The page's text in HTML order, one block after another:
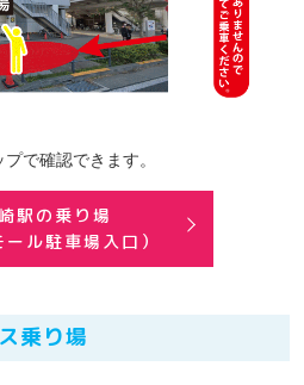
で確認できます。
駅の乗り場
ール駐車場入口）
乗り場